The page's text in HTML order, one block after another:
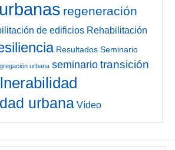
regeneración
de edificios Rehabilitación
Resultados Seminario
urbana seminario transición
urbana Vídeo